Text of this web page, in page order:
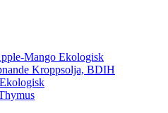
Mango Ekologisk
Kroppsolja, BDIH